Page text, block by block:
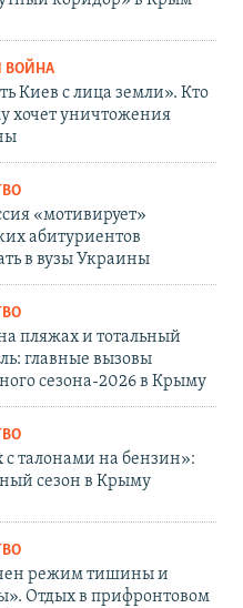
ВОЙНА
Киев с лица земли». Кто
хочет уничтожения
«мотивирует»
абитуриентов
в вузы Украины
пляжах и тотальный
главные вызовы
сезона-2026 в Крыму
с талонами на бензин»:
сезон в Крыму
режим тишины и
Отдых в прифронтовом